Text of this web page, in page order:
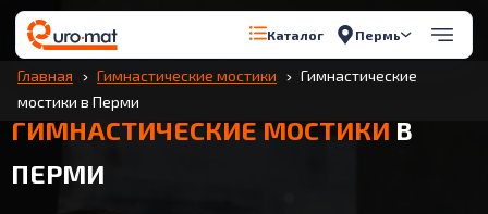
Каталог Пермь
Главная Гимнастические мостики
Гимнастические
мостики в Перми
ГИМНАСТИЧЕСКИЕ МОСТИКИ В
ПЕРМИ